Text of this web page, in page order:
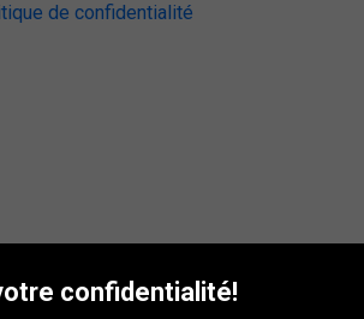
de confidentialité
confidentialité!